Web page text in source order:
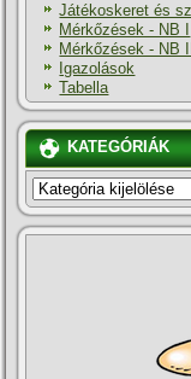
Játékoskeret és
Mérkőzések - NB I
Mérkőzések - NB III
Igazolások
Tabella
KATEGÓRIÁK
KATEGÓRIÁK